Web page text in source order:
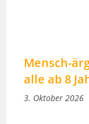
Mensch-
alle ab 8
3. Oktober 2026